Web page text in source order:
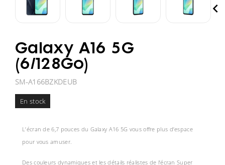

Galaxy A16 5G
(6/128Go)
SM-A166BZKDEUB
En stock
L’écran de 6,7 pouces du Galaxy A16 5G vous offre plus d’espace
pour vous amuser.
Des couleurs dynamiques et les détails réalistes de l’écran Super